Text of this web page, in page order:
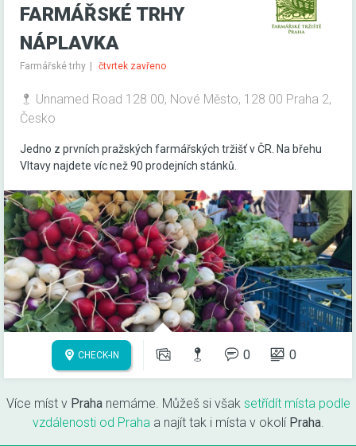
FARMÁŘSKÉ TRHY
NÁPLAVKA
Farmářské trhy čtvrtek zavřeno
Unnamed Road 128 00, Nové Město, 128 00 Praha 2,
Česko
Jedno z prvních pražských farmářských tržišť v ČR. Na břehu
Vltavy najdete víc než 90 prodejních stánků.
CHECK-IN 0 0
Více míst v Prahanemáme. Můžeš si však setřídít místa podle
vzdálenosti od Praha a najít tak i místa v okolí Praha.